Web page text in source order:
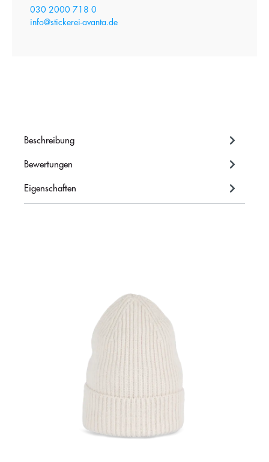
030 2000 718 0
info@stickerei-avanta.de
Beschreibung
Bewertungen
Eigenschaften